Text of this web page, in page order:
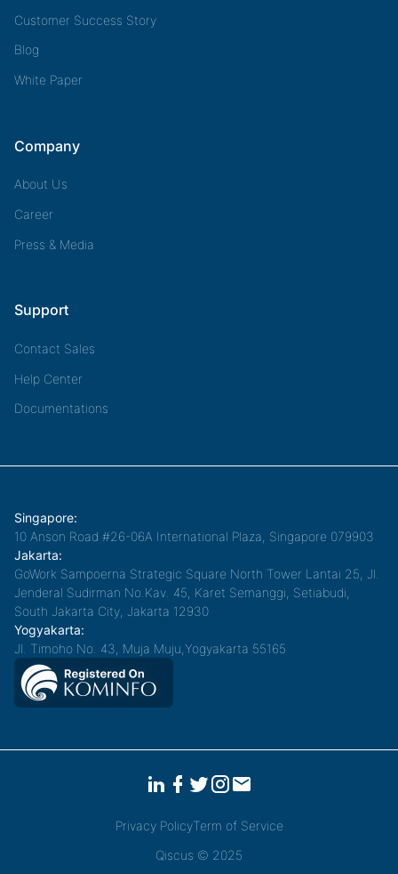
Customer Success Story
Blog
White Paper
Company
About Us
Career
Press & Media
Support
Contact Sales
Help Center
Documentations
Singapore:
10 Anson Road #26-06A International Plaza, Singapore 079903
Jakarta:
GoWork Sampoerna Strategic Square North Tower Lantai 25, Jl.
Jenderal Sudirman No.Kav. 45, Karet Semanggi, Setiabudi,
South Jakarta City, Jakarta 12930
Yogyakarta:
Jl. Timoho No. 43, Muja Muju,Yogyakarta 55165
Privacy PolicyTerm of Service
Qiscus © 2025